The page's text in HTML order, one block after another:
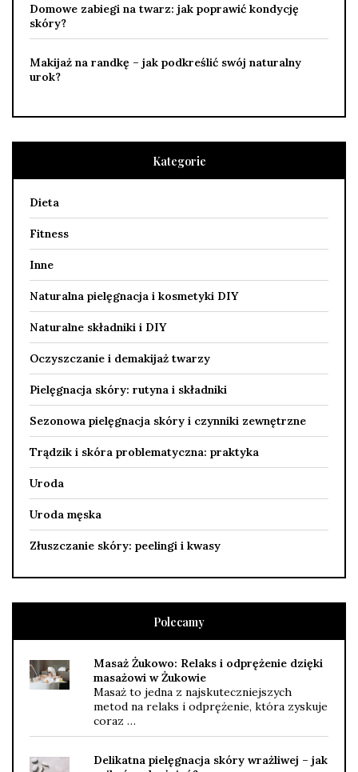
Domowe zabiegi na twarz: jak poprawić kondycję
skóry?
Makijaż na randkę – jak podkreślić swój naturalny
urok?
Kategorie
Dieta
Fitness
Inne
Naturalna pielęgnacja i kosmetyki DIY
Naturalne składniki i DIY
Oczyszczanie i demakijaż twarzy
Pielęgnacja skóry: rutyna i składniki
Sezonowa pielęgnacja skóry i czynniki zewnętrzne
Trądzik i skóra problematyczna: praktyka
Uroda
Uroda męska
Złuszczanie skóry: peelingi i kwasy
Polecamy
Masaż Żukowo: Relaks i odprężenie dzięki
masażowi w Żukowie
Masaż to jedna z najskuteczniejszych
metod na relaks i odprężenie, która zyskuje
coraz …
Delikatna pielęgnacja skóry wrażliwej – jak